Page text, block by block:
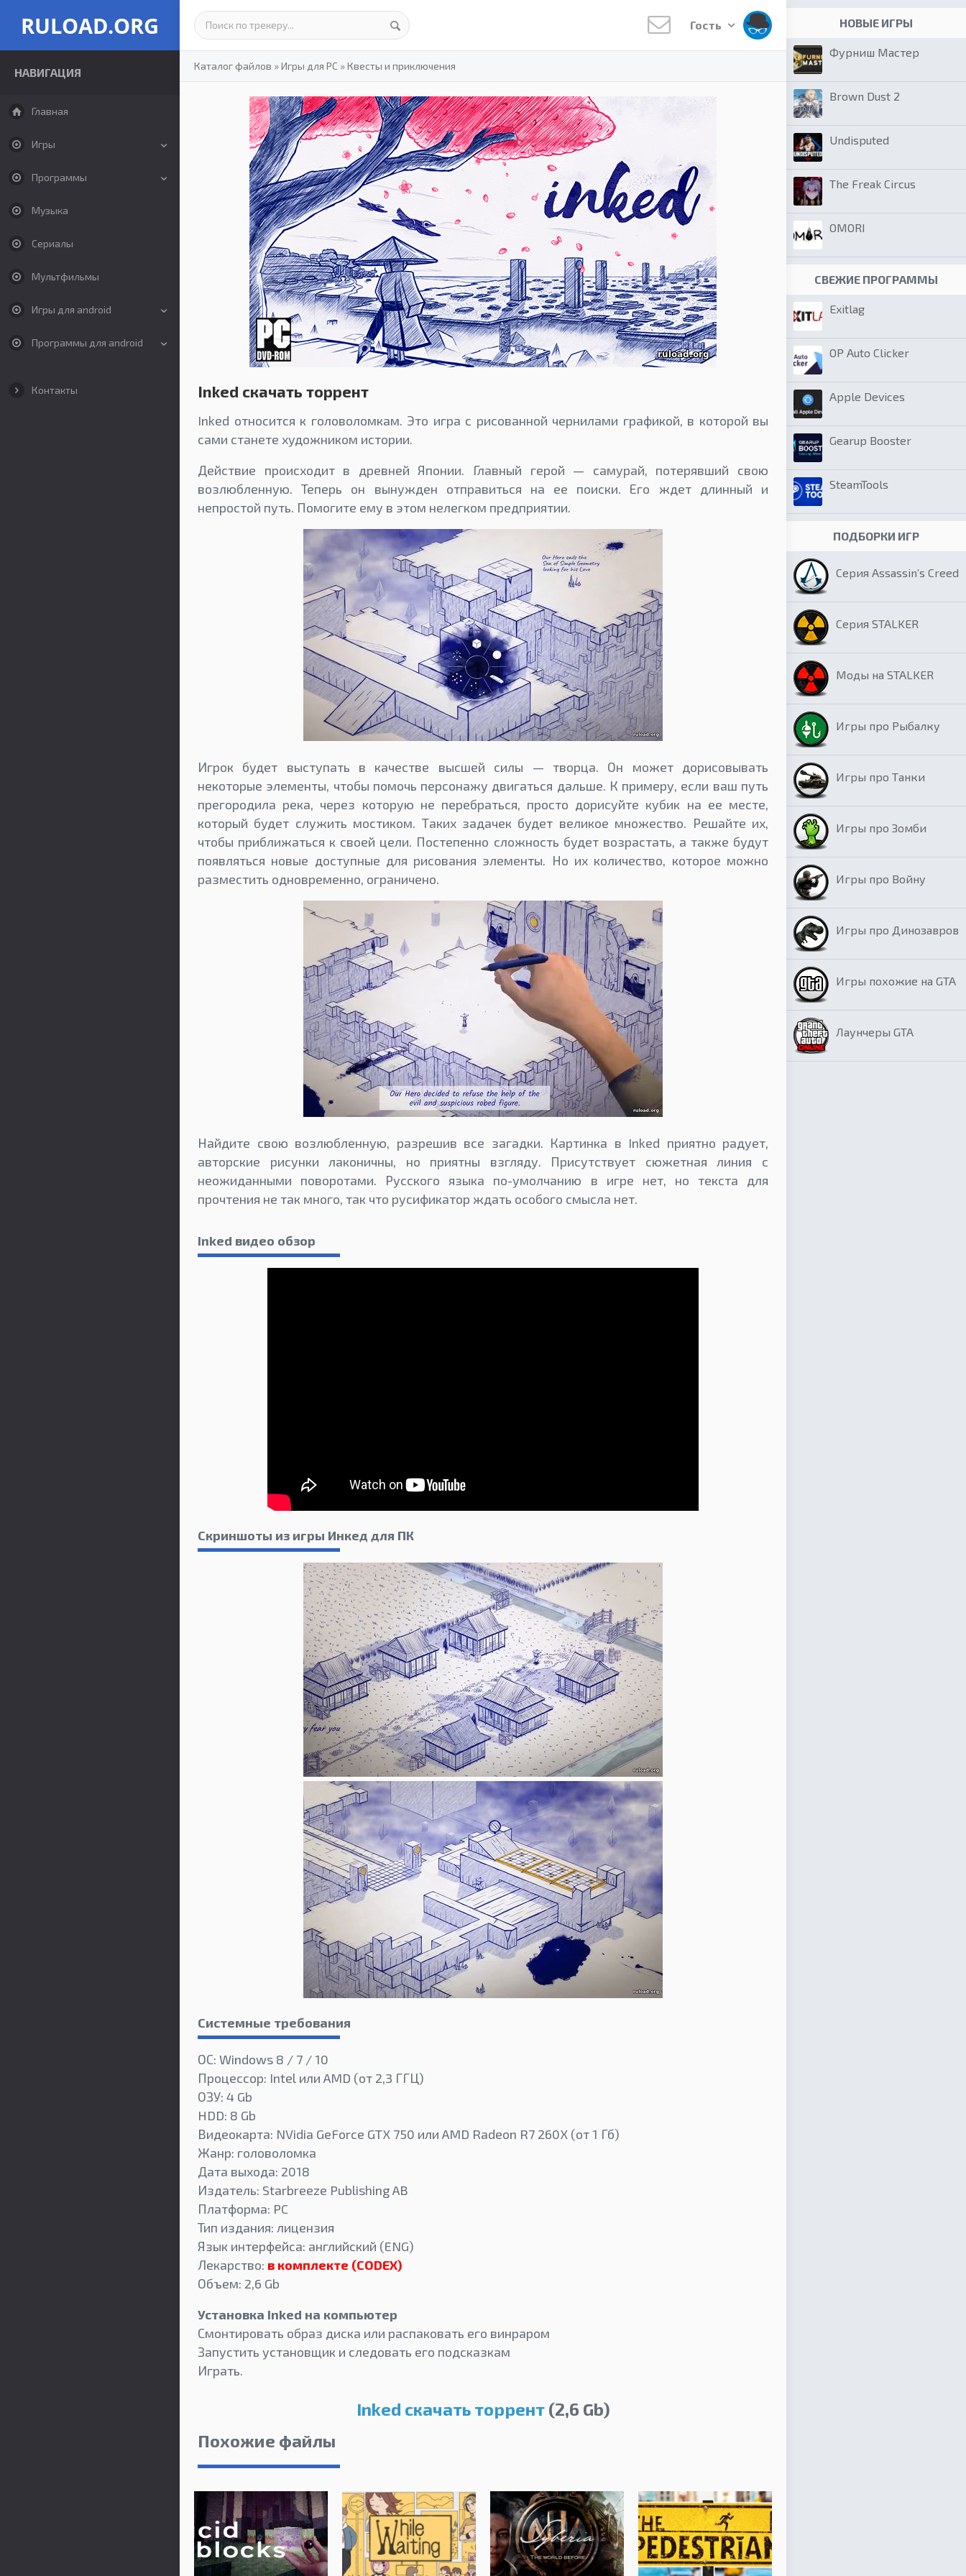
RULOAD.ORG
НАВИГАЦИЯ
Главная
Игры
Программы
Музыка
Сериалы
Мультфильмы
Игры для android
Программы для android
Контакты
Гость
Каталог файлов »Игры для PC »Квесты и приключения
Inked скачать торрент
Inked относится к головоломкам. Это игра с рисованной чернилами графикой, в которой вы
сами станете художником истории.
Действие происходит в древней Японии. Главный герой — самурай, потерявший свою
возлюбленную. Теперь он вынужден отправиться на ее поиски. Его ждет длинный и
непростой путь. Помогите ему в этом нелегком предприятии.
Игрок будет выступать в качестве высшей силы — творца. Он может дорисовывать
некоторые элементы, чтобы помочь персонажу двигаться дальше. К примеру, если ваш путь
прегородила река, через которую не перебраться, просто дорисуйте кубик на ее месте,
который будет служить мостиком. Таких задачек будет великое множество. Решайте их,
чтобы приближаться к своей цели. Постепенно сложность будет возрастать, а также будут
появляться новые доступные для рисования элементы. Но их количество, которое можно
разместить одновременно, ограничено.
Найдите свою возлюбленную, разрешив все загадки. Картинка в Inked приятно радует,
авторские рисунки лаконичны, но приятны взгляду. Присутствует сюжетная линия с
неожиданными поворотами. Русского языка по-умолчанию в игре нет, но текста для
прочтения не так много, так что русификатор ждать особого смысла нет.
Inked видео обзор
Скриншоты из игры Инкед для ПК
Системные требования
ОС: Windows 8 / 7 / 10
Процессор: Intel или AMD (от 2,3 ГГЦ)
ОЗУ: 4 Gb
HDD: 8 Gb
Видеокарта: NVidia GeForce GTX 750 или AMD Radeon R7 260X (от 1 Гб)
Жанр: головоломка
Дата выхода: 2018
Издатель: Starbreeze Publishing AB
Платформа: PC
Тип издания: лицензия
Язык интерфейса: английский (ENG)
Лекарство: в комплекте (CODEX)
Объем: 2,6 Gb
Установка Inked на компьютер
Смонтировать образ диска или распаковать его винраром
Запустить установщик и следовать его подсказкам
Играть.
Inked скачать торрент(2,6 Gb)
Похожие файлы
НОВЫЕ ИГРЫ
Фурниш Мастер
Brown Dust 2
Undisputed
The Freak Circus
OMORI
СВЕЖИЕ ПРОГРАММЫ
Exitlag
OP Auto Clicker
Apple Devices
Gearup Booster
SteamTools
ПОДБОРКИ ИГР
Серия Assassin’s Creed
Серия STALKER
Моды на STALKER
Игры про Рыбалку
Игры про Танки
Игры про Зомби
Игры про Войну
Игры про Динозавров
Игры похожие на GTA
Лаунчеры GTA